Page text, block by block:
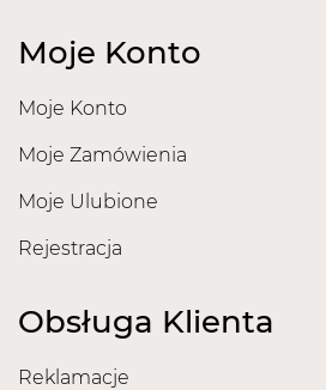
Moje Konto
Moje Konto
Moje Zamówienia
Moje Ulubione
Rejestracja
Obsługa Klienta
Reklamacje